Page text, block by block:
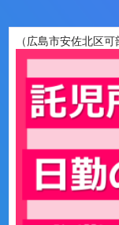
（広島市安佐北区